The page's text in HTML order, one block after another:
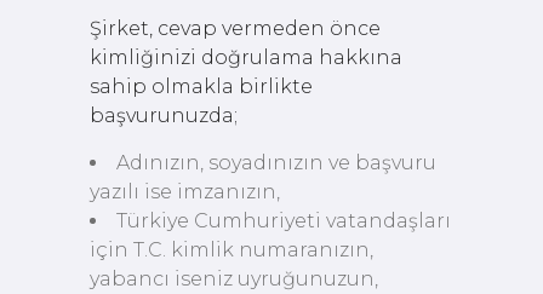
Şirket, cevap vermeden önce
kimliğinizi doğrulama hakkına
sahip olmakla birlikte
başvurunuzda;
Adınızın, soyadınızın ve başvuru
yazılı ise imzanızın,
Türkiye Cumhuriyeti vatandaşları
için T.C. kimlik numaranızın,
yabancı iseniz uyruğunuzun,